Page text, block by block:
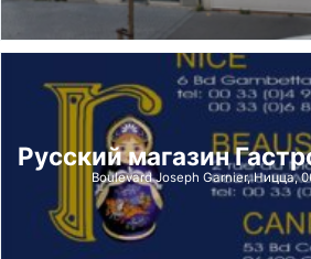
Русский магазин
Boulevard Joseph Garnier, Ницца,